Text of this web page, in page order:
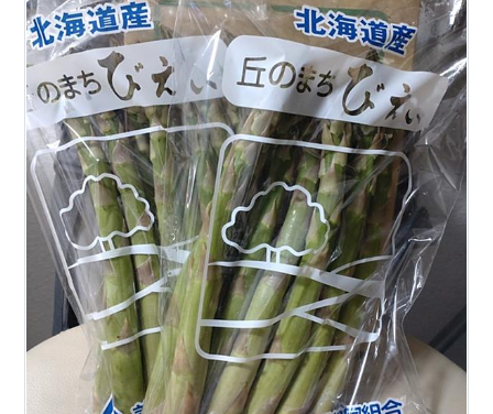
アヤカ
岡田唯
高橋愛
新垣里沙
田中れいな
松浦亜弥
矢島舞美
徳永千奈美
夏焼雅
菅谷梨沙子
中島早貴
清水佐紀
岡井千聖